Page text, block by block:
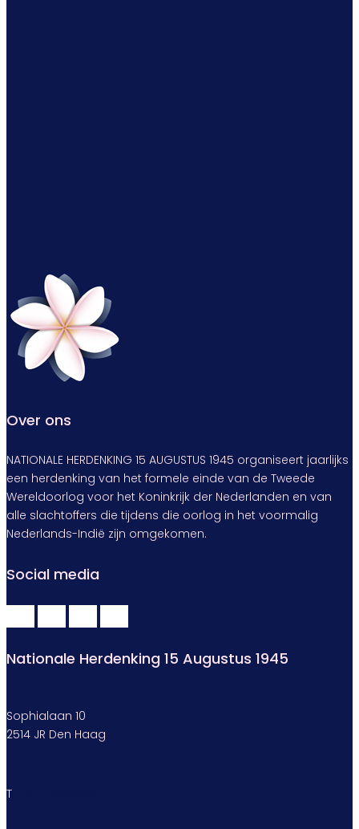
Over ons
NATIONALE HERDENKING 15 AUGUSTUS 1945 organiseert jaarlijks
een herdenking van het formele einde van de Tweede
Wereldoorlog voor het Koninkrijk der Nederlanden en van
alle slachtoffers die tijdens die oorlog in het voormalig
Nederlands-Indië zijn omgekomen.
Social media
Nationale Herdenking 15 Augustus 1945
Sophialaan 10
2514 JR Den Haag
T